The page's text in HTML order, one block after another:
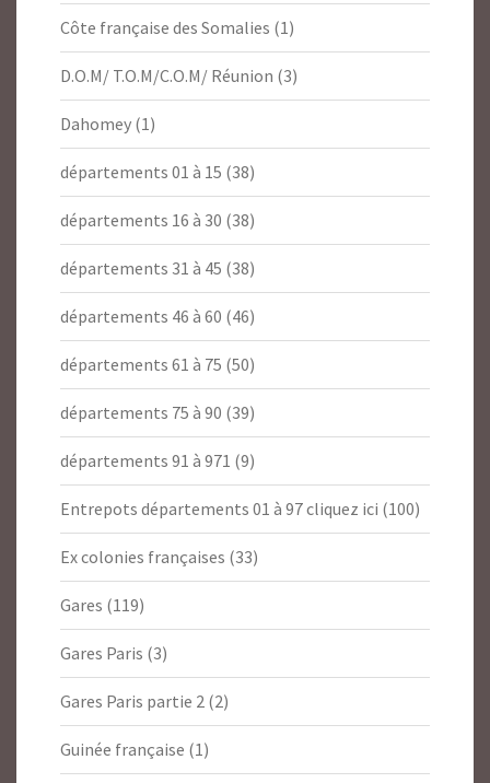
Côte française des Somalies (1)
D.O.M/ T.O.M/C.O.M/ Réunion (3)
Dahomey (1)
départements 01 à 15 (38)
départements 16 à 30 (38)
départements 31 à 45 (38)
départements 46 à 60 (46)
départements 61 à 75 (50)
départements 75 à 90 (39)
départements 91 à 971 (9)
Entrepots départements 01 à 97 cliquez ici (100)
Ex colonies françaises (33)
Gares (119)
Gares Paris (3)
Gares Paris partie 2 (2)
Guinée française (1)